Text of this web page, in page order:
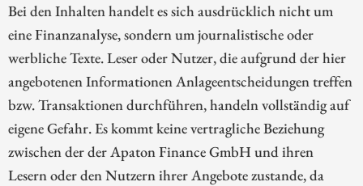
Bei den Inhalten handelt es sich ausdrücklich nicht um
eine Finanzanalyse, sondern um journalistische oder
werbliche Texte. Leser oder Nutzer, die aufgrund der hier
angebotenen Informationen Anlageentscheidungen treffen
bzw. Transaktionen durchführen, handeln vollständig auf
eigene Gefahr. Es kommt keine vertragliche Beziehung
zwischen der der Apaton Finance GmbH und ihren
Lesern oder den Nutzern ihrer Angebote zustande, da